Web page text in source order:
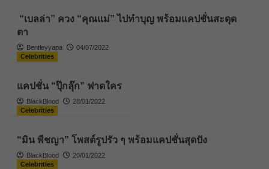
“เบลล่า” ควง “คุณแม่” ไปทำบุญ พร้อมแคปชั่นสะดุด
ตา
Bentleyyapa
04/07/2022
Celebrities
แคปชั่น “ปุ๊กลุ๊ก” ฟาดใคร
BlackBlood
28/01/2022
Celebrities
“มิน พีชญา” โพสต์รูปรัว ๆ พร้อมแคปชั่นสุดปัง
BlackBlood
20/01/2022
Celebrities